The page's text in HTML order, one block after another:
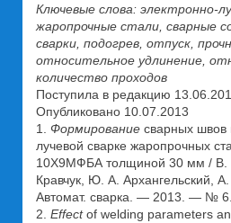
Ключевые слова: электронно-
жаропрочные стали, сварные
сварки, подогрев, отпуск,
относительное удлинение,
количество проходов
Поступила в редакцию
Опубликовано 10.07.2013
1. Формирование сварных швов
лучевой сварке жаропрочных
10Х9МФБА толщиной 30 мм / В.
Кравчук, Ю. А. Архангельский,
Автомат. сварка. — 2013. — №
2. Effectof welding parameters